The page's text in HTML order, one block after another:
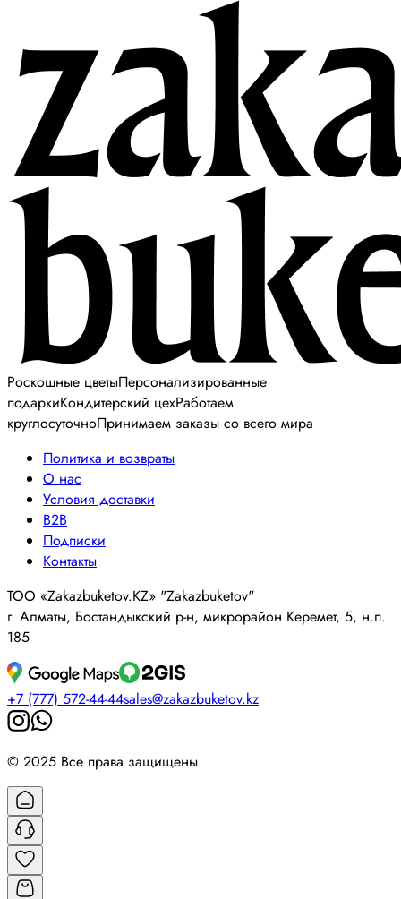
Роскошные цветыПерсонализированные
подаркиКондитерский цехРаботаем
круглосуточноПринимаем заказы со всего мира
Политика и возвраты
О нас
Условия доставки
B2B
Подписки
Контакты
ТОО «Zakazbuketov.KZ» "Zakazbuketov"
г. Алматы, Бостандыкский р-н, микрорайон Керемет, 5, н.п.
185
+7 (777) 572-44-44sales@zakazbuketov.kz
© 2025 Все права защищены